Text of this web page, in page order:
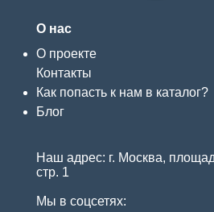
О нас
О проекте
Контакты
Как попасть к нам в каталог?
Блог
Наш адрес: г. Москва,
стр. 1
Мы в соцсетях: